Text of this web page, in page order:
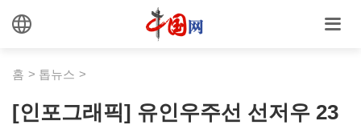
홈 > 톱뉴스 >
[인포그래픽] 유인우주선 선저우 23